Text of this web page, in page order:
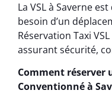
La VSL à Saverne
besoin d’un
Réservation Taxi
assurant sécurité,
Comment réserver
Conventionné à